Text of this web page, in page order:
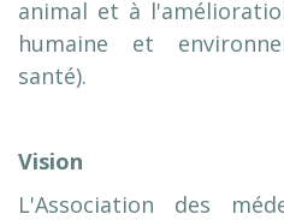
animal et à
humaine et
santé).
Vision
L'Association des